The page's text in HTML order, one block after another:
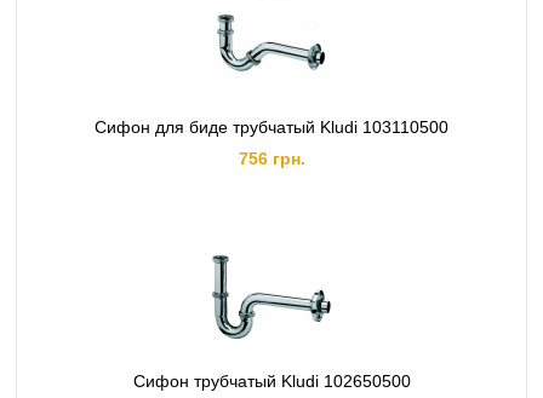
Сифон для биде трубчатый Kludi 103110500
756 грн.
Сифон трубчатый Kludi 102650500